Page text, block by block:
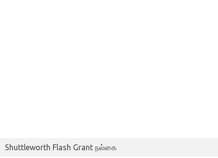
Shuttleworth Flash Grant நல்கை